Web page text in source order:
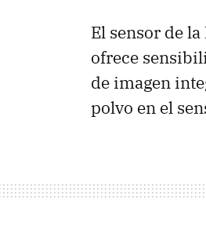
El sensor de la
ofrece
de imagen
polvo en el